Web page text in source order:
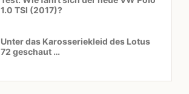
1.0 TSI (2017)?
Unter das Karosseriekleid des Lotus
72 geschaut …